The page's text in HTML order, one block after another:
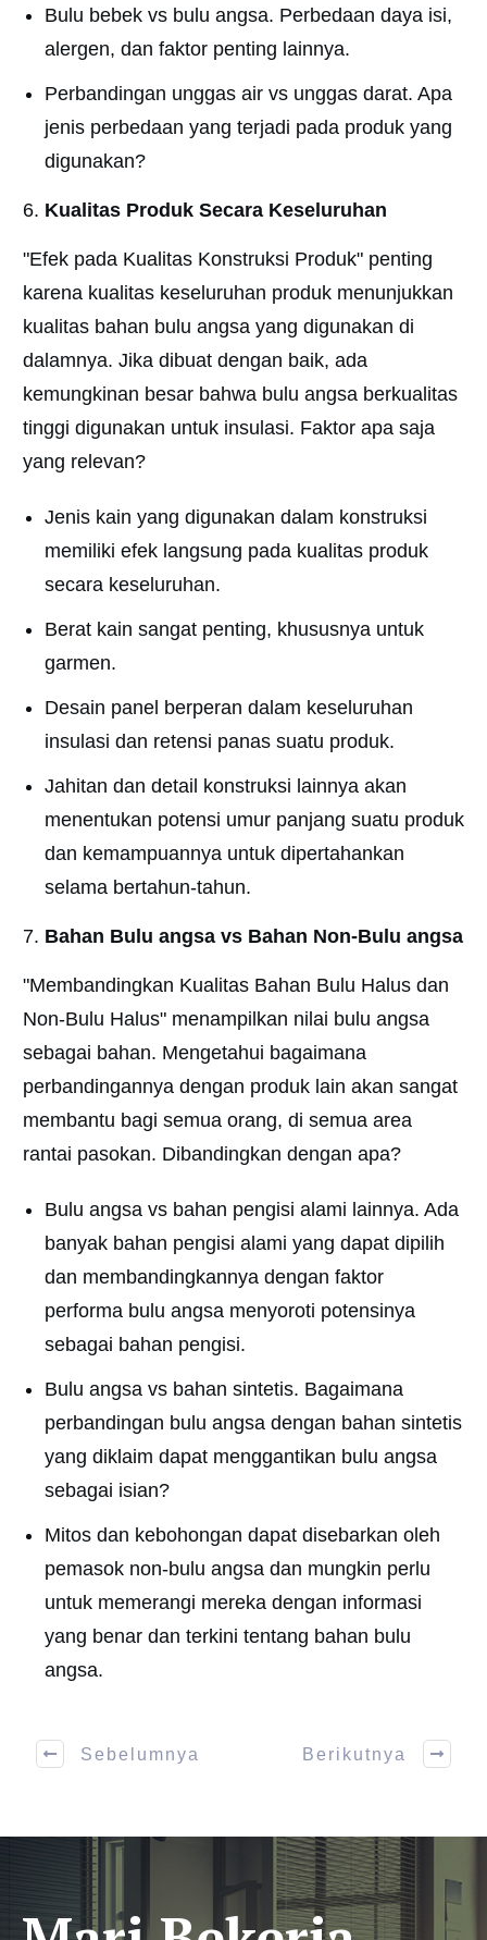
Bulu bebek vs bulu angsa. Perbedaan daya isi,
alergen, dan faktor penting lainnya.
Perbandingan unggas air vs unggas darat. Apa
jenis perbedaan yang terjadi pada produk yang
digunakan?
Kualitas Produk Secara Keseluruhan
"Efek pada Kualitas Konstruksi Produk" penting
karena kualitas keseluruhan produk menunjukkan
kualitas bahan bulu angsa yang digunakan di
dalamnya. Jika dibuat dengan baik, ada
kemungkinan besar bahwa bulu angsa berkualitas
tinggi digunakan untuk insulasi. Faktor apa saja
yang relevan?
Jenis kain yang digunakan dalam konstruksi
memiliki efek langsung pada kualitas produk
secara keseluruhan.
Berat kain sangat penting, khususnya untuk
garmen.
Desain panel berperan dalam keseluruhan
insulasi dan retensi panas suatu produk.
Jahitan dan detail konstruksi lainnya akan
menentukan potensi umur panjang suatu produk
dan kemampuannya untuk dipertahankan
selama bertahun-tahun.
Bahan Bulu angsa vs Bahan Non-Bulu angsa
"Membandingkan Kualitas Bahan Bulu Halus dan
Non-Bulu Halus" menampilkan nilai bulu angsa
sebagai bahan. Mengetahui bagaimana
perbandingannya dengan produk lain akan sangat
membantu bagi semua orang, di semua area
rantai pasokan. Dibandingkan dengan apa?
Bulu angsa vs bahan pengisi alami lainnya. Ada
banyak bahan pengisi alami yang dapat dipilih
dan membandingkannya dengan faktor
performa bulu angsa menyoroti potensinya
sebagai bahan pengisi.
Bulu angsa vs bahan sintetis. Bagaimana
perbandingan bulu angsa dengan bahan sintetis
yang diklaim dapat menggantikan bulu angsa
sebagai isian?
Mitos dan kebohongan dapat disebarkan oleh
pemasok non-bulu angsa dan mungkin perlu
untuk memerangi mereka dengan informasi
yang benar dan terkini tentang bahan bulu
angsa.
Sebelumnya Berikutnya